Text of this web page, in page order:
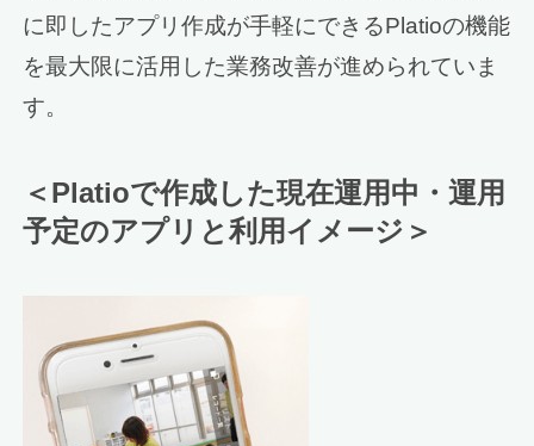
に即したアプリ作成が手軽にできるPlatioの機能
を最大限に活用した業務改善が進められていま
す。
＜Platioで作成した現在運用中・運用
予定のアプリと利用イメージ＞